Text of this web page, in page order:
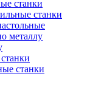
станки
станки
металлу
станки